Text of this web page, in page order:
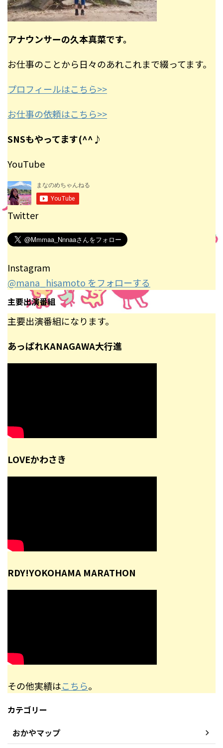
アナウンサーの久本真菜です。
お仕事のことから日々のあれこれまで綴ってます。
プロフィールはこちら>>
お仕事の依頼はこちら>>
SNSもやってます(^^♪
YouTube
Twitter
Instagram
@mana_hisamoto をフォローする
主要出演番組
主要出演番組になります。
あっぱれKANAGAWA大行進
LOVEかわさき
RDY!YOKOHAMA MARATHON
その他実績はこちら。
カテゴリー
おかやマップ